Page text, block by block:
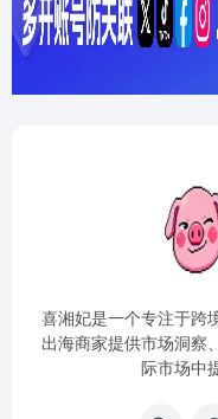
喜湘妃是一个专注于跨
出海商家提供市场洞察
际市场中